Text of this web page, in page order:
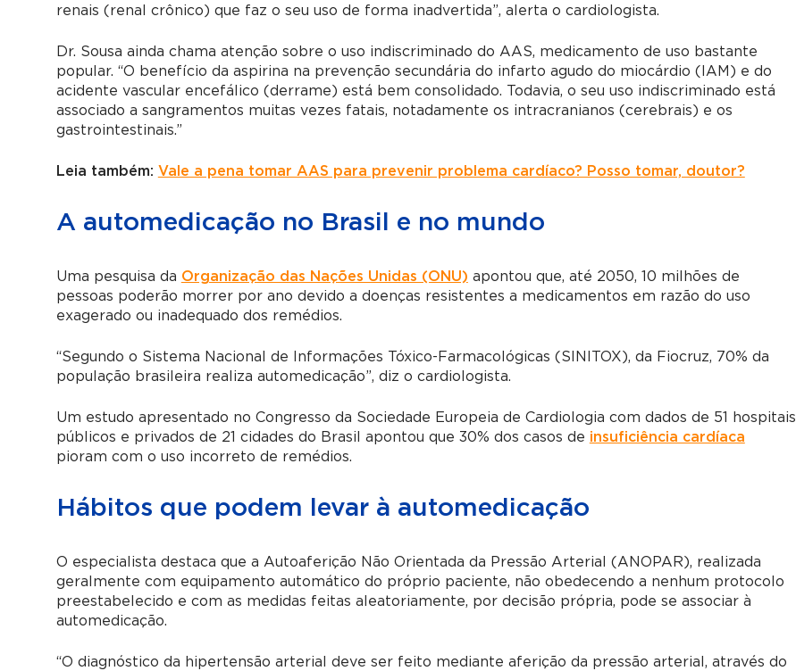
renais (renal crônico) que faz o seu uso de forma inadvertida”, alerta o cardiologista.
Dr. Sousa ainda chama atenção sobre o uso indiscriminado do AAS, medicamento de uso bastante
popular. “O benefício da aspirina na prevenção secundária do infarto agudo do miocárdio (IAM) e do
acidente vascular encefálico (derrame) está bem consolidado. Todavia, o seu uso indiscriminado está
associado a sangramentos muitas vezes fatais, notadamente os intracranianos (cerebrais) e os
gastrointestinais.”
Leia também: Vale a pena tomar AAS para prevenir problema cardíaco? Posso tomar, doutor?
A automedicação no Brasil e no mundo
Uma pesquisa da Organização das Nações Unidas (ONU) apontou que, até 2050, 10 milhões de
pessoas poderão morrer por ano devido a doenças resistentes a medicamentos em razão do uso
exagerado ou inadequado dos remédios.
“Segundo o Sistema Nacional de Informações Tóxico-Farmacológicas (SINITOX), da Fiocruz, 70% da
população brasileira realiza automedicação”, diz o cardiologista.
Um estudo apresentado no Congresso da Sociedade Europeia de Cardiologia com dados de 51 hospitais
públicos e privados de 21 cidades do Brasil apontou que 30% dos casos de insuficiência cardíaca
pioram com o uso incorreto de remédios.
Hábitos que podem levar à automedicação
O especialista destaca que a Autoaferição Não Orientada da Pressão Arterial (ANOPAR), realizada
geralmente com equipamento automático do próprio paciente, não obedecendo a nenhum protocolo
preestabelecido e com as medidas feitas aleatoriamente, por decisão própria, pode se associar à
automedicação.
“O diagnóstico da hipertensão arterial deve ser feito mediante aferição da pressão arterial, através do